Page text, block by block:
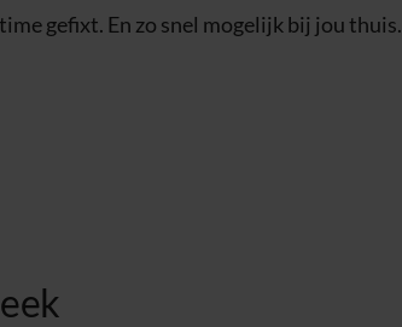
gefixt. En zo snel mogelijk bij jou thuis.